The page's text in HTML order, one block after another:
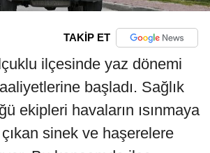
TAKİP ET
ilçesinde yaz dönemi
başladı. Sağlık
ekipleri havaların ısınmaya
sinek ve haşerelere